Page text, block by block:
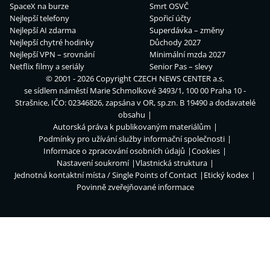
SpaceX na burze
Nejlepší telefony
Nejlepší AI zdarma
Nejlepší chytré hodinky
Nejlepší VPN – srovnání
Netflix filmy a seriály
Smrt OSVČ
Spořicí účty
Superdávka – změny
Důchody 2027
Minimální mzda 2027
Senior Pas – slevy
© 2001 - 2026 CopyrightCZECH NEWS CENTER a.s.
se sídlem náměstí Marie Schmolkové 3493/1, 100 00 Praha 10 -
Strašnice, IČO: 02346826, zapsána v OR, sp.zn. B 19490 a dodavatelé
obsahu
Autorská práva k publikovaným materiálům
Podmínky pro užívání služby informační společnosti
Informace o zpracování osobních údajů
Cookies
Nastavení soukromí
Vlastnická struktura
Jednotná kontaktní místa / Single Points of Contact
Etický kodex
Povinně zveřejňované informace